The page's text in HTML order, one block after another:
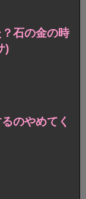
石の金の時
)
のやめてく